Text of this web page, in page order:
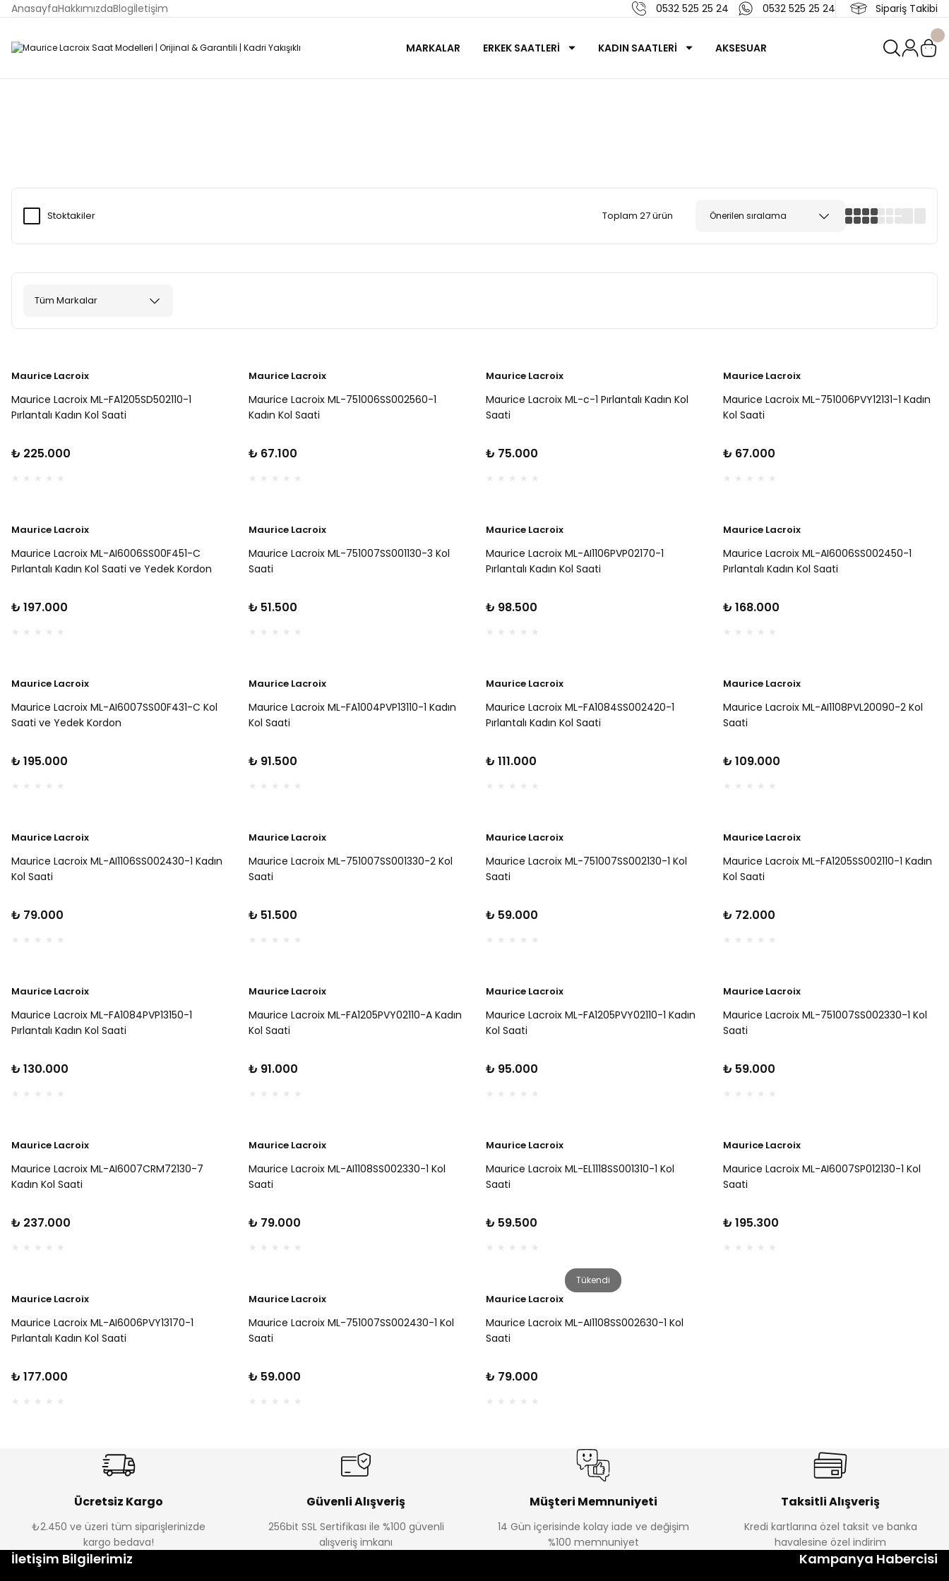
AnasayfaHakkımızdaBlogİletişim 0532 525 25 24 0532 525 25 24 Sipariş Takibi
MARKALAR ERKEK SAATLERİ KADIN SAATLERİ AKSESUAR
Stoktakiler Toplam 27 ürün
Tüm Markalar
Maurice Lacroix
Maurice Lacroix ML-FA1205SD502110-1
Pırlantalı Kadın Kol Saati
₺ 225.000
Maurice Lacroix
Maurice Lacroix ML-751006SS002560-1
Kadın Kol Saati
₺ 67.100
Maurice Lacroix
Maurice Lacroix ML-c-1 Pırlantalı Kadın Kol
Saati
₺ 75.000
Maurice Lacroix
Maurice Lacroix ML-751006PVY12131-1 Kadın
Kol Saati
₺ 67.000
Maurice Lacroix
Maurice Lacroix ML-AI6006SS00F451-C
Pırlantalı Kadın Kol Saati ve Yedek Kordon
₺ 197.000
Maurice Lacroix
Maurice Lacroix ML-751007SS001130-3 Kol
Saati
₺ 51.500
Maurice Lacroix
Maurice Lacroix ML-AI1106PVP02170-1
Pırlantalı Kadın Kol Saati
₺ 98.500
Maurice Lacroix
Maurice Lacroix ML-AI6006SS002450-1
Pırlantalı Kadın Kol Saati
₺ 168.000
Maurice Lacroix
Maurice Lacroix ML-AI6007SS00F431-C Kol
Saati ve Yedek Kordon
₺ 195.000
Maurice Lacroix
Maurice Lacroix ML-FA1004PVP13110-1 Kadın
Kol Saati
₺ 91.500
Maurice Lacroix
Maurice Lacroix ML-FA1084SS002420-1
Pırlantalı Kadın Kol Saati
₺ 111.000
Maurice Lacroix
Maurice Lacroix ML-AI1108PVL20090-2 Kol
Saati
₺ 109.000
Maurice Lacroix
Maurice Lacroix ML-AI1106SS002430-1 Kadın
Kol Saati
₺ 79.000
Maurice Lacroix
Maurice Lacroix ML-751007SS001330-2 Kol
Saati
₺ 51.500
Maurice Lacroix
Maurice Lacroix ML-751007SS002130-1 Kol
Saati
₺ 59.000
Maurice Lacroix
Maurice Lacroix ML-FA1205SS002110-1 Kadın
Kol Saati
₺ 72.000
Maurice Lacroix
Maurice Lacroix ML-FA1084PVP13150-1
Pırlantalı Kadın Kol Saati
₺ 130.000
Maurice Lacroix
Maurice Lacroix ML-FA1205PVY02110-A Kadın
Kol Saati
₺ 91.000
Maurice Lacroix
Maurice Lacroix ML-FA1205PVY02110-1 Kadın
Kol Saati
₺ 95.000
Maurice Lacroix
Maurice Lacroix ML-751007SS002330-1 Kol
Saati
₺ 59.000
Maurice Lacroix
Maurice Lacroix ML-AI6007CRM72130-7
Kadın Kol Saati
₺ 237.000
Maurice Lacroix
Maurice Lacroix ML-AI1108SS002330-1 Kol
Saati
₺ 79.000
Maurice Lacroix
Maurice Lacroix ML-EL1118SS001310-1 Kol
Saati
₺ 59.500
Maurice Lacroix
Maurice Lacroix ML-AI6007SP012130-1 Kol
Saati
₺ 195.300
Maurice Lacroix
Maurice Lacroix ML-AI6006PVY13170-1
Pırlantalı Kadın Kol Saati
₺ 177.000
Maurice Lacroix
Maurice Lacroix ML-751007SS002430-1 Kol
Saati
₺ 59.000
Tükendi
Maurice Lacroix
Maurice Lacroix ML-AI1108SS002630-1 Kol
Saati
₺ 79.000
Ücretsiz Kargo
₺2.450 ve üzeri tüm siparişlerinizde
kargo bedava!
Güvenli Alışveriş
256bit SSL Sertifikası ile %100 güvenli
alışveriş imkanı
Müşteri Memnuniyeti
14 Gün içerisinde kolay iade ve değişim
%100 memnuniyet
Taksitli Alışveriş
Kredi kartlarına özel taksit ve banka
havalesine özel indirim
İletişim Bilgilerimiz Kampanya Habercisi